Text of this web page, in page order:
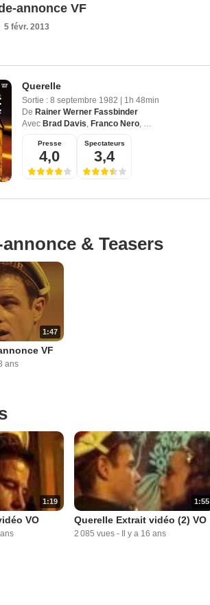
annonce VF
5 févr. 2013
Querelle
Sortie : 8 septembre 1982
1h 48min
De Rainer Werner Fassbinder
Avec Brad Davis, Franco Nero, Jeanne Moreau
Presse
4,0
Spectateurs
3,4
& Teasers
1:47
VF
ans
1:19
VO
ans
1:55
Querelle Extrait vidéo (2) VO
2 085 vues - Il y a 16 ans